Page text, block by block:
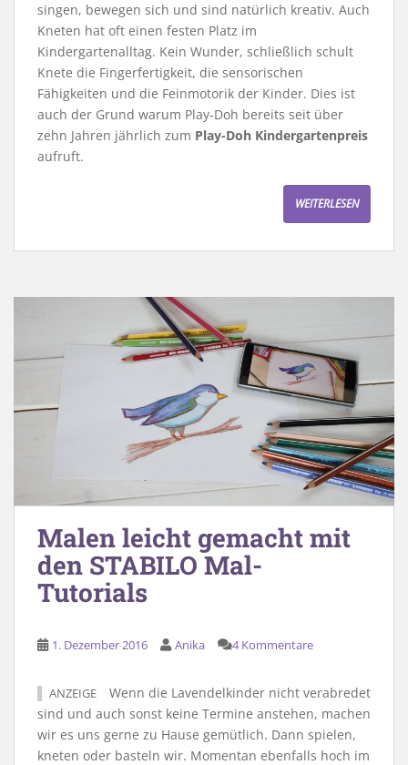
singen, bewegen sich und sind natürlich kreativ. Auch
Kneten hat oft einen festen Platz im
Kindergartenalltag. Kein Wunder, schließlich schult
Knete die Fingerfertigkeit, die sensorischen
Fähigkeiten und die Feinmotorik der Kinder. Dies ist
auch der Grund warum Play-Doh bereits seit über
zehn Jahren jährlich zum Play-Doh Kindergartenpreis
aufruft.
WEITERLESEN
Malen leicht gemacht mit
den STABILO Mal-
Tutorials
1. Dezember 2016 Anika 4 Kommentare
ANZEIGE
Wenn die Lavendelkinder nicht verabredet
sind und auch sonst keine Termine anstehen, machen
wir es uns gerne zu Hause gemütlich. Dann spielen,
kneten oder basteln wir. Momentan ebenfalls hoch im